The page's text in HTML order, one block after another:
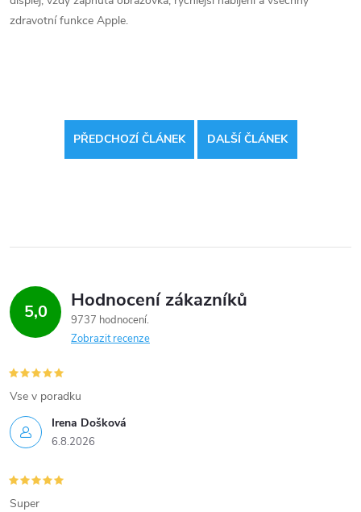
zdravotní funkce Apple.
PŘEDCHOZÍ ČLÁNEK DALŠÍ ČLÁNEK
5,0 Hodnocení zákazníků
9737 hodnocení
Zobrazit recenze
Irena Došková
6.8.2026
Vse v poradku
Super